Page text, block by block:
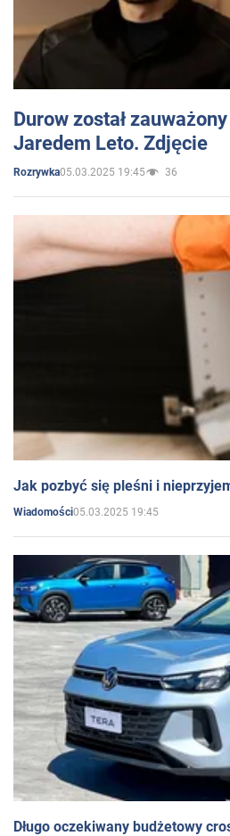
Durow został
Jaredem Leto. Zdjęcie
Rozrywka05.03.2025 19:45 36
Jak pozbyć się pleśni i
Wiadomości05.03.2025 19:45
Długo oczekiwany budżetowy